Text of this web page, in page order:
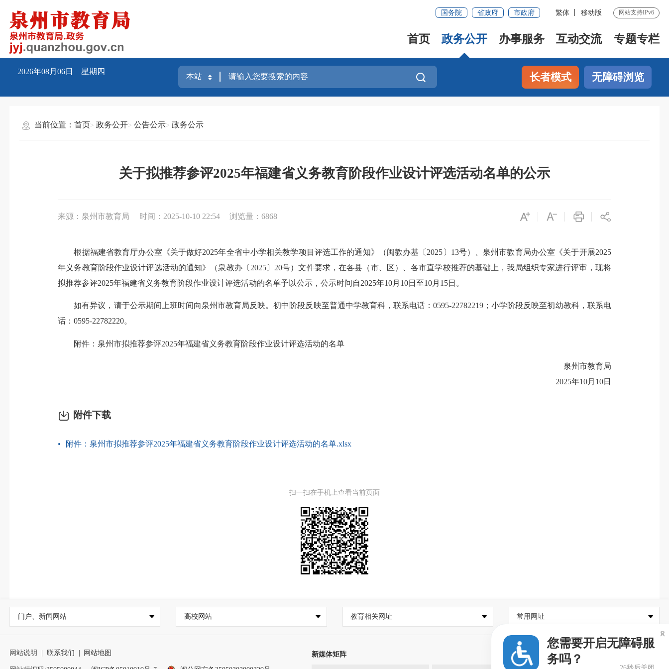
国务院 省政府 市政府 繁体 移动版 网站支持IPv6
首页 政务公开 办事服务 互动交流 专题专栏
2026年08月06日 星期四 长者模式 无障碍浏览
当前位置：首页 政务公开 公告公示 政务公示
关于拟推荐参评2025年福建省义务教育阶段作业设计评选活动名单的公示
来源：泉州市教育局 时间：2025-10-10 22:54 浏览量： 6868
根据福建省教育厅办公室《关于做好2025年全省中小学相关教学项目评选工作的通知》（闽教办基〔2025〕13号）、泉州市教育局办公室《关于开展2025
年义务教育阶段作业设计评选活动的通知》（泉教办〔2025〕20号）文件要求，在各县（市、区）、各市直学校推荐的基础上，我局组织专家进行评审，现将
拟推荐参评2025年福建省义务教育阶段作业设计评选活动的名单予以公示，公示时间自2025年10月10日至10月15日。
如有异议，请于公示期间上班时间向泉州市教育局反映。初中阶段反映至普通中学教育科，联系电话：0595-22782219 ；小学阶段反映至初幼教科，联系电
话：0595-22782220。
附件：泉州市拟推荐参评2025年福建省义务教育阶段作业设计评选活动的名单
泉州市教育局
2025年10月10日
附件下载
附件：泉州市拟推荐参评2025年福建省义务教育阶段作业设计评选活动的名单.xlsx
扫一扫在手机上查看当前页面
门户、新闻网站 高校网站 教育相关网址 常用网址
网站说明 联系我们 网站地图 新媒体矩阵
您需要开启无障碍服
务吗？
26秒后关闭
